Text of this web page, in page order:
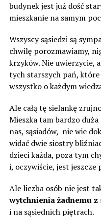
budynek jest już dość
mieszkanie na samym
Wszyscy sąsiedzi są
chwilę porozmawiamy,
krzyków. Nie uwierzycie,
tych starszych pań, które
wszystko o każdym
Ale całą tę sielankę
Mieszka tam bardzo
nas, sąsiadów, nie wie
widać dwie siostry
dzieci każda, poza tym
i, oczywiście, jest jeszcze
Ale liczba osób nie jest
wytchnienia żadnemu z
i na sąsiednich piętrach.